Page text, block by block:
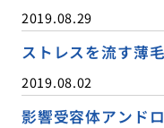
2019.08.29
ストレスを流す薄
2019.08.02
影響受容体アンド